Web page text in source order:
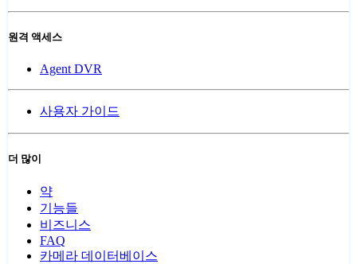
원격 액세스
Agent DVR
사용자 가이드
더 많이
약
기능들
비즈니스
FAQ
카메라 데이터베이스